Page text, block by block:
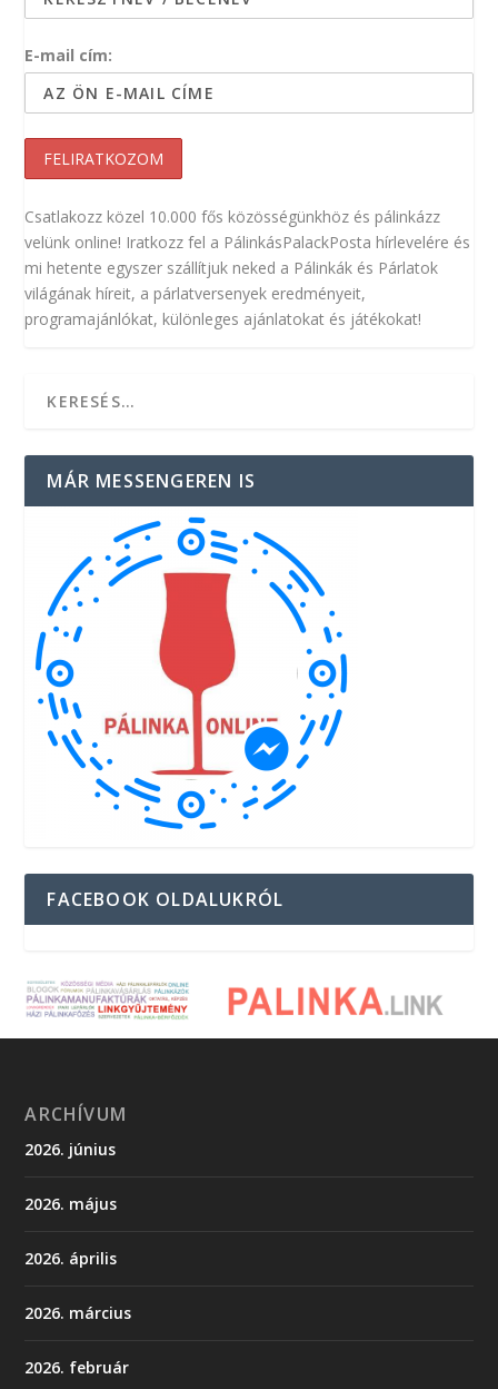
E-mail cím:
Csatlakozz közel 10.000 fős közösségünkhöz és pálinkázz
velünk online! Iratkozz fel a PálinkásPalackPosta hírlevelére és
mi hetente egyszer szállítjuk neked a Pálinkák és Párlatok
világának híreit, a párlatversenyek eredményeit,
programajánlókat, különleges ajánlatokat és játékokat!
MÁR MESSENGEREN IS
FACEBOOK OLDALUKRÓL
ARCHÍVUM
2026. június
2026. május
2026. április
2026. március
2026. február